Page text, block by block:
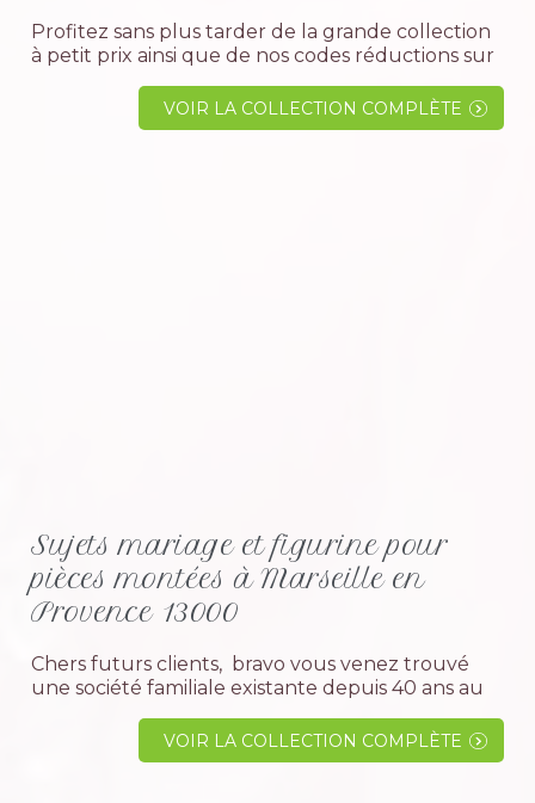
Profitez sans plus tarder de la grande collection
à petit prix ainsi que de nos codes réductions sur
de la célébration en famille ou entre amis d' un...
VOIR LA COLLECTION COMPLÈTE
Sujets mariage et figurine pour
pièces montées à Marseille en
Provence 13000
Chers futurs clients, bravo vous venez trouvé
une société familiale existante depuis 40 ans au
notre magasin de Vitrolles - Rognac un...
VOIR LA COLLECTION COMPLÈTE